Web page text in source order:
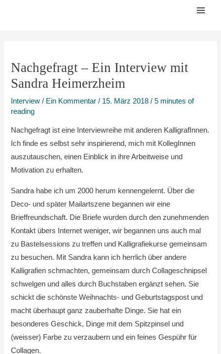
Nachgefragt – Ein Interview mit
Sandra Heimerzheim
Interview / Ein Kommentar / 15. März 2018/5 minutes of
reading
Nachgefragt ist eine Interviewreihe mit anderen KalligrafInnen.
Ich finde es selbst sehr inspirierend, mich mit KollegInnen
auszutauschen, einen Einblick in ihre Arbeitweise und
Motivation zu erhalten.
Sandra habe ich um 2000 herum kennengelernt. Über die
Deco- und später Mailartszene begannen wir eine
Brieffreundschaft. Die Briefe wurden durch den zunehmenden
Kontakt übers Internet weniger, wir begannen uns auch mal
zu Bastelsessions zu treffen und Kalligrafiekurse gemeinsam
zu besuchen. Mit Sandra kann ich herrlich über andere
Kalligrafien schmachten, gemeinsam durch Collageschnipsel
schwelgen und alles durch Buchstaben ergänzt sehen. Sie
schickt die schönste Weihnachts- und Geburtstagspost und
macht überhaupt ganz zauberhafte Dinge. Sie hat ein
besonderes Geschick, Dinge mit dem Spitzpinsel und
(weisser) Farbe zu verzaubern und ein feines Gespühr für
Collagen.